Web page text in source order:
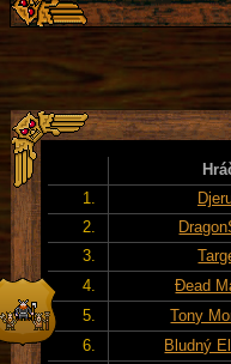
1.
2.
3.
4.
Đead
5.
Tony
6.
Bludný